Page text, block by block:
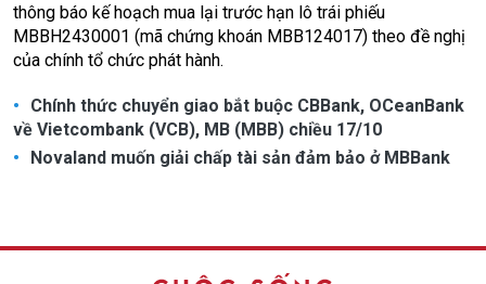
thông báo kế hoạch mua lại trước hạn lô trái phiếu
MBBH2430001 (mã chứng khoán MBB124017) theo đề nghị
của chính tổ chức phát hành.
Chính thức chuyển giao bắt buộc CBBank, OCeanBank
về Vietcombank (VCB), MB (MBB) chiều 17/10
Novaland muốn giải chấp tài sản đảm bảo ở MBBank